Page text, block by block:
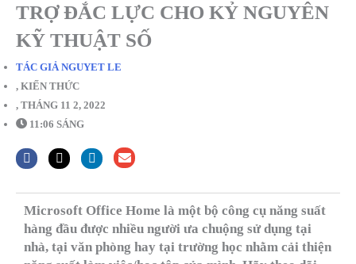
TRỢ ĐẮC LỰC CHO KỶ NGUYÊN
KỸ THUẬT SỐ
TÁC GIẢ NGUYET LE
, KIẾN THỨC
, THÁNG 11 2, 2022
11:06 SÁNG
Microsoft Office Home là một bộ công cụ năng suất
hàng đầu được nhiều người ưa chuộng sử dụng tại
nhà, tại văn phòng hay tại trường học nhằm cải thiện